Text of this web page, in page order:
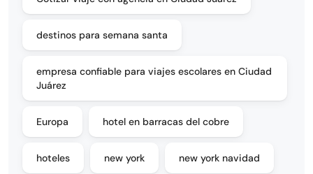
destinos para semana santa
empresa confiable para viajes escolares en Ciudad
Juárez
Europa hotel en barracas del cobre
hoteles new york new york navidad